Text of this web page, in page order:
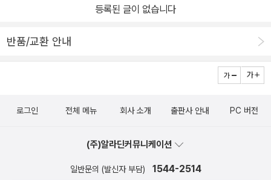
때문에 신하들이 영합하게 되고, 군주의 덕행은 점점 손상되는 것입
욕을 당할 수 없고, 적합함을 알고 멈추면 위험을 만날 수 없다.‘라고
했습니다. 신은 폐하의 의무와 공덕 또한 만족할 만하다고 생각합니
없으며, 통상적인 도리로써 질책할 수 없습니다.(p449)... 공업이 혁
러집니다. 폐하께서 마음을 억누르고 언제나 신중하시기를 바랍니다.
위의 행보에 겁 먹을 게 뭐겠습니까. 여튼 그는 어차피 거두어졌다 다
민으로서 후세에 부끄럽지 않은 언행을 보였습니다. 이처럼 군주와
하는 건 중화 문명에서 실력자, 대인으로 천하에 보이려는 모든 야심
로..>에서, 장개석과 장학량, 주은래의 쇼맨십을 두고 이런 평가를한
재자가 아님'을 보여 주려 했고, 위징 역시 그런 '쇼'에 철저히 조연으
로 부응했습니다. 때로는 주연의 쇼를 돋보이게 하기 위해 오버액션
더라도 신하된 자로서 두려울 수밖에 없는 치명적 과거의 소유자다.
그러므로 이세민의 덕치(德治)와 인치(仁治)를 곧이곧대로 받아들
이벌이었던 형님의 책사이다. 형님과 패권을 경쟁할 때는 실로 눈엣
가시였다. 이징의 사리분별력을 고려할 때 이세민이 자신을 어떻게
관정요를 지은 오긍의 속내가 보인다. 오긍이 정관정요를 지어 바치
고자 했던 중종은 공포정치의 대명사 측천무후에 의해 어린 나이에
의 간언에 귀 기울였다는 부분은 뭔가 아이러니하다. 조선시대 태종
면서 신하 들 위에 군림하였는데 당 태종의 정치는 유연한 부분이 많
가 갖추어야 할 도리, 관리 선발 방법, 군주가 지켜야 할 개인적인 덕
신하들에게 본인의 잘못을 일깨우기 위해서 끊임없이 채찍질해주기
게 이해될 것같다. 왕은 신하들에게 잔소리 해주기를 요구하고 신하
는 왕에게 바른 정치를 이끌도록 군주의 개인적인 수양뿐 아니라 정
등록된 글이 없습니다
반품/교환 안내
로그인 전체 메뉴 회사 소개 출판사 안내 PC 버전
(주)알라딘커뮤니케이션
일반문의 (발신자 부담) 1544-2514